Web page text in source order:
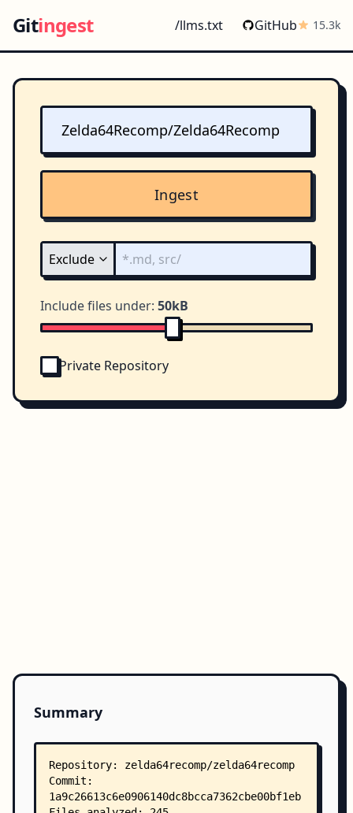
Gitingest /llms.txt GitHub 15.3k
Ingest
Include files under: 50kB
Private Repository
Summary